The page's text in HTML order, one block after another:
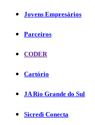
Jovens Empresários
Parceiros
CODER
Cartório
JA Rio Grande do Sul
Sicredi Conecta